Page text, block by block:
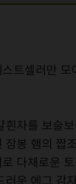
트셀러만
흰자를 보슬
잠봉 햄의 짭
다채로운
러운 에그 감